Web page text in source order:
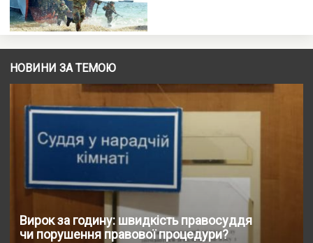
НОВИНИ ЗА ТЕМОЮ
Вирок за годину: швидкість правосуддя
чи порушення правової процедури?